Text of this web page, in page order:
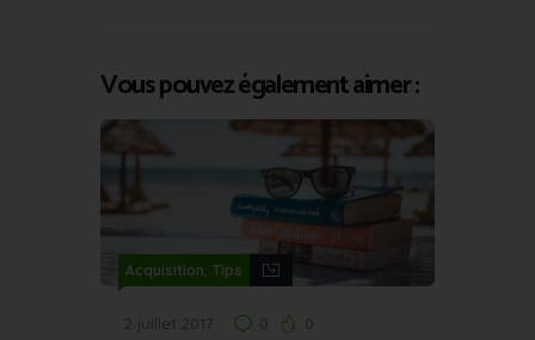
Vous pouvez également aimer :
Acquisition, Tips
2 juillet 2017 0 0